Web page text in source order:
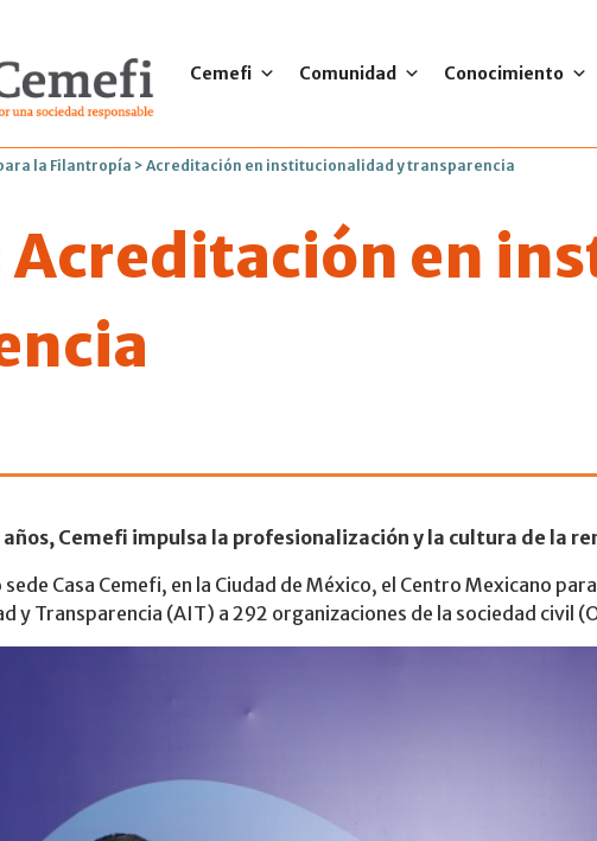
Cemefi Comunidad Conocimiento
la Filantropía > Acreditación en institucionalidad y transparencia
Acreditación en
reciben la
años, Cemefi impulsa la profesionalización y la cultura de la
Casa Cemefi, en la Ciudad de México, el Centro Mexicano
y Transparencia (AIT) a 292 organizaciones de la sociedad civil